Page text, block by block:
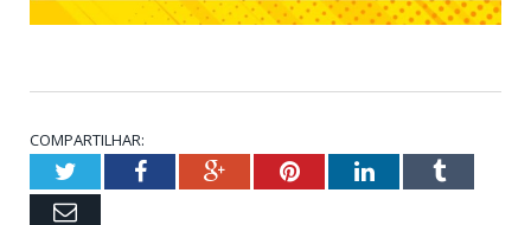
COMPARTILHAR:
TwitterFacebookGoogle+PinterestLinkedInTumblr
Email